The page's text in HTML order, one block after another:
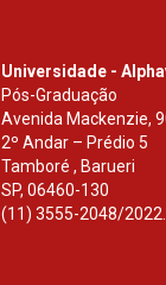
Universidade -
Pós-Graduação
Avenida Mackenzie,
2º Andar – Prédio 5
Tamboré , Barueri
SP, 06460-130
(11) 3555-2048/2022.